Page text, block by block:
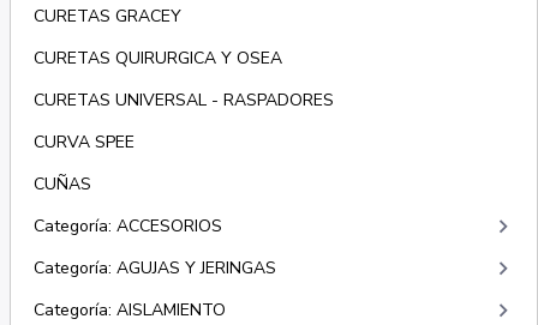
CURETAS GRACEY
CURETAS QUIRURGICA Y OSEA
CURETAS UNIVERSAL - RASPADORES
CURVA SPEE
CUÑAS
Categoría: ACCESORIOS
keyboard_arrow_right
Categoría: AGUJAS Y JERINGAS keyboard_arrow_right
Categoría: AISLAMIENTO keyboard_arrow_right